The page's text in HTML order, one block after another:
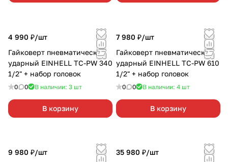
4 990 ₽/шт
Гайковерт пневматический
ударный EINHELL TC-PW 340
1/2" + набор головок
0 0 В наличии: 3 шт
В корзину
7 980 ₽/шт
Гайковерт пневматический
ударный EINHELL TC-PW 610
1/2" + набор головок
0 0 В наличии: 4 шт
В корзину
9 980 ₽/шт
35 980 ₽/шт